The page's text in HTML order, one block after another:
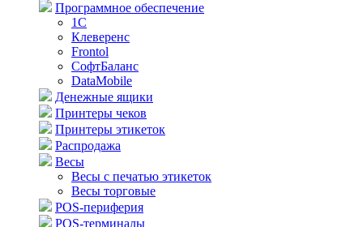
Программное обеспечение
1С
Клеверенс
Frontol
СофтБаланс
DataMobile
Денежные ящики
Принтеры чеков
Принтеры этикеток
Распродажа
Весы
Весы с печатью этикеток
Весы торговые
POS-периферия
POS-терминалы